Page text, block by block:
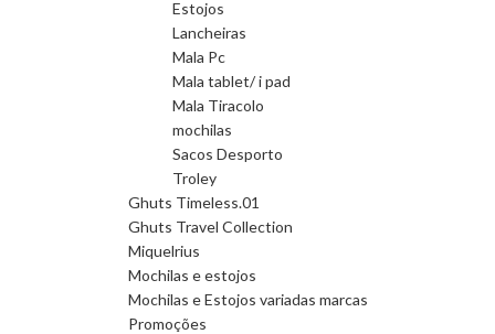
Estojos
Lancheiras
Mala Pc
Mala tablet/ i pad
Mala Tiracolo
mochilas
Sacos Desporto
Troley
Ghuts Timeless.01
Ghuts Travel Collection
Miquelrius
Mochilas e estojos
Mochilas e Estojos variadas marcas
Promoções